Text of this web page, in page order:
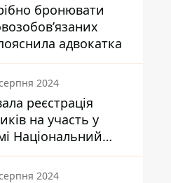
бронювати
адвокатка
2024
реєстрація
на участь у
Національний
як це зробити
Дія
2024